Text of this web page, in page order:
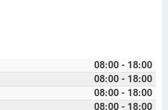
08:00 - 18:00
08:00 - 18:00
08:00 - 18:00
08:00 - 18:00